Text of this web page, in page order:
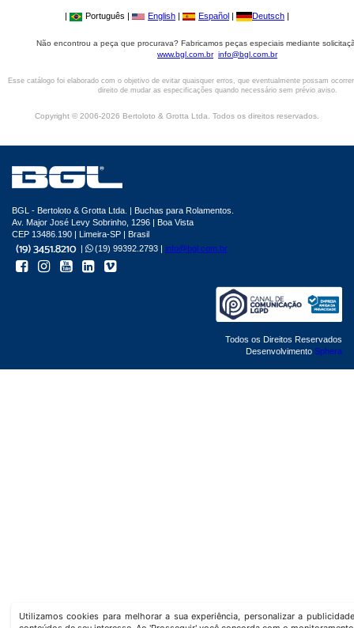
| Português | English | Español | Deutsch |
Não encontrou a peça que procurava? Fabricamos peças especiais mediante
www.bgl.com.br info@bgl.com.br
Esse catálogo foi elaborado com o objetivo de evitar quaisquer erros, que eventualmente possam
direito de mudar as especificações quando necessário sem prévio aviso.
Copyright © 2006-2026 Bertoloto & Grotta Ltda. Todos os direitos reservados.
Utilizamos cookies para melhorar a sua experiência, personalizar a
BGL - Bertoloto & Grotta Ltda. | Buchas para Rolamentos.
Av. Major José Levy Sobrinho, 1296 | Boa Vista
CEP 13486.190 | Limeira-SP | Brasil
|
(19) 99392.2793 | info@bgl.com.br
Todos os Direitos Reservados
Desenvolvimento Sphera